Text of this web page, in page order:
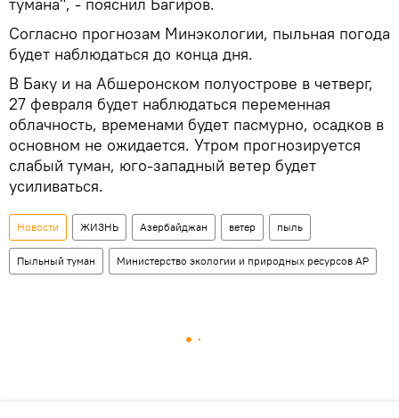
тумана", - пояснил Багиров.
Согласно прогнозам Минэкологии, пыльная погода
будет наблюдаться до конца дня.
В Баку и на Абшеронском полуострове в четверг,
27 февраля будет наблюдаться переменная
облачность, временами будет пасмурно, осадков в
основном не ожидается. Утром прогнозируется
слабый туман, юго-западный ветер будет
усиливаться.
Новости ЖИЗНЬ Азербайджан ветер пыль
Пыльный туман Министерство экологии и природных ресурсов АР